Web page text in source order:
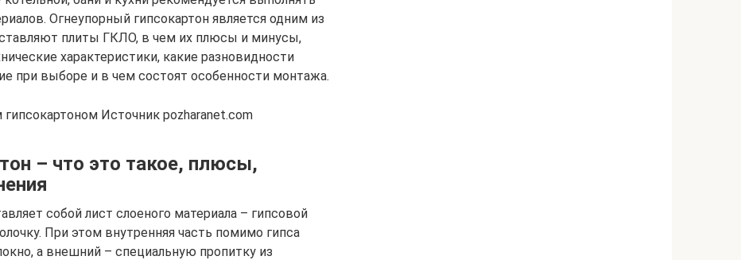
Огнеупорный гипсокартон является одним из
плиты ГКЛО, в чем их плюсы и минусы,
характеристики, какие разновидности
при выборе и в чем состоят особенности монтажа.
Источник pozharanet.com
– что это такое, плюсы,
собой лист слоеного материала – гипсовой
При этом внутренняя часть помимо гипса
а внешний – специальную пропитку из